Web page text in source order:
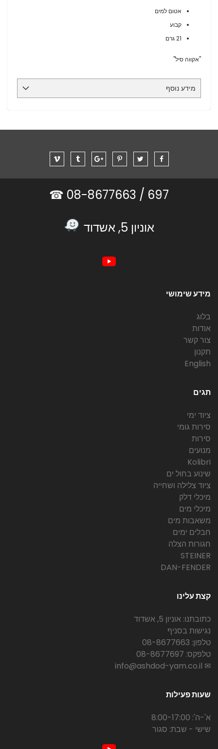
אטום למים
קבוע
21 גרם
"אקווה סיל"
מידע נוסף
697 /
אוניון 5, אשדוד
מידע שימושי
בלוג
אודות
צור קשר
תקנון
English
תגים
ציוד ימי
סירות גומי
סירות
מנועים
Kolibri
שינוע בחול ים
ציוד צלילה ושחייה
מיכלי דלק
מיכלי מים
משאבות מים
חבלים ימים
חגורות הצלה
STEINER
DAN-FENDER
קצת עלינו
כתובתנו: אוניון 5, אשדוד
נגישות בסניף
טלפון: 08-8677663
טלפקס: 08-8677697
✉ info@ashdod-yam.co.il
שעות פעילות
א'-ה': 8:00-17:00
שישי - שבת: סגור